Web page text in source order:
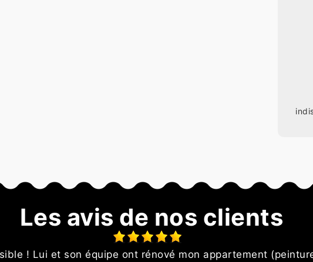
Les avis de nos clients
! Lui et son équipe ont rénové mon appartement